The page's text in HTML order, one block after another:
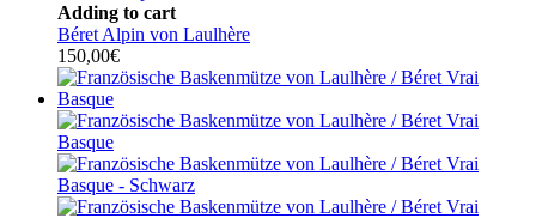
Adding to cart
Béret Alpin von Laulhère
150,00€